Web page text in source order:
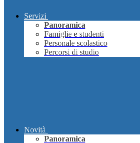
Servizi
Panoramica
Famiglie e studenti
Personale scolastico
Percorsi di studio
Novità
Panoramica